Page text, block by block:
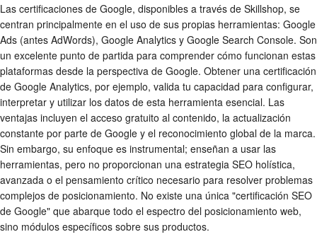
Las certificaciones de Google, disponibles a través de Skillshop, se
centran principalmente en el uso de sus propias herramientas: Google
Ads (antes AdWords), Google Analytics y Google Search Console. Son
un excelente punto de partida para comprender cómo funcionan estas
plataformas desde la perspectiva de Google. Obtener una certificación
de Google Analytics, por ejemplo, valida tu capacidad para configurar,
interpretar y utilizar los datos de esta herramienta esencial. Las
ventajas incluyen el acceso gratuito al contenido, la actualización
constante por parte de Google y el reconocimiento global de la marca.
Sin embargo, su enfoque es instrumental; enseñan a usar las
herramientas, pero no proporcionan una estrategia SEO holística,
avanzada o el pensamiento crítico necesario para resolver problemas
complejos de posicionamiento. No existe una única "certificación SEO
de Google" que abarque todo el espectro del posicionamiento web,
sino módulos específicos sobre sus productos.